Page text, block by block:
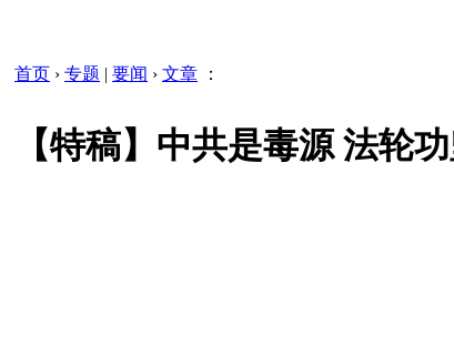
首页 › 专题 | 要闻 › 文章 ：
【特稿】中共是毒源 法轮